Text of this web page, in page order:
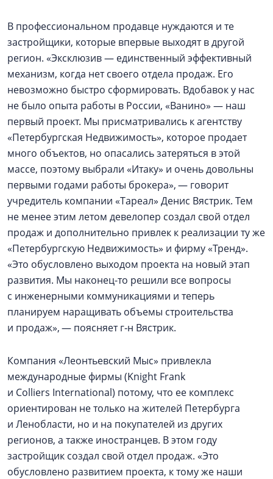
В профессиональном продавце нуждаются и те
застройщики, которые впервые выходят в другой
регион. «Эксклюзив — единственный эффективный
механизм, когда нет своего отдела продаж. Его
невозможно быстро сформировать. Вдобавок у нас
не было опыта работы в России, «Ванино» — наш
первый проект. Мы присматривались к агентству
«Петербургская Недвижимость», которое продает
много объектов, но опасались затеряться в этой
массе, поэтому выбрали «Итаку» и очень довольны
первыми годами работы брокера», — говорит
учредитель компании «Тареал» Денис Вястрик. Тем
не менее этим летом девелопер создал свой отдел
продаж и дополнительно привлек к реализации ту же
«Петербургскую Недвижимость» и фирму «Тренд».
«Это обусловлено выходом проекта на новый этап
развития. Мы наконец-то решили все вопросы
с инженерными коммуникациями и теперь
планируем наращивать объемы строительства
и продаж», — поясняет г‑н Вястрик.
Компания «Леонтьевский Мыс» привлекла
международные фирмы (Knight Frank
и Colliers International) потому, что ее комплекс
ориентирован не только на жителей Петербурга
и Ленобласти, но и на покупателей из других
регионов, а также иностранцев. В этом году
застройщик создал свой отдел продаж. «Это
обусловлено развитием проекта, к тому же наши